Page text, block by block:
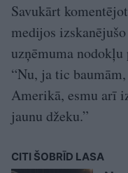
Savukārt
medijos
uzņēmuma
“Nu, ja tic
Amerikā, esmu arī
jaunu džeku.”
CITI ŠOBRĪD LASA